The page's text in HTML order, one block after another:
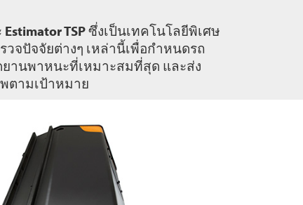
Estimator TSPซึ่งเป็นเทคโนโลยีพิเศษ
วจปัจจัยต่างๆ เหล่านี้เพื่อกำหนดรถ
านพาหนะที่เหมาะสมที่สุด และส่ง
ตามเป้าหมาย